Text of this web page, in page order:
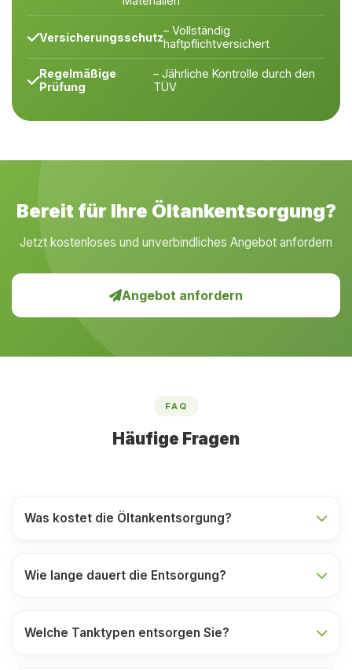
Versicherungsschutz– Vollständig
haftpflichtversichert
Regelmäßige
Prüfung
– Jährliche Kontrolle durch den
TÜV
Bereit für Ihre Öltankentsorgung?
Jetzt kostenloses und unverbindliches Angebot anfordern
Angebot anfordern
FAQ
Häufige Fragen
Was kostet die Öltankentsorgung?
Wie lange dauert die Entsorgung?
Welche Tanktypen entsorgen Sie?